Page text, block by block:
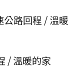
公路回程 / 溫暖
/ 溫暖的家